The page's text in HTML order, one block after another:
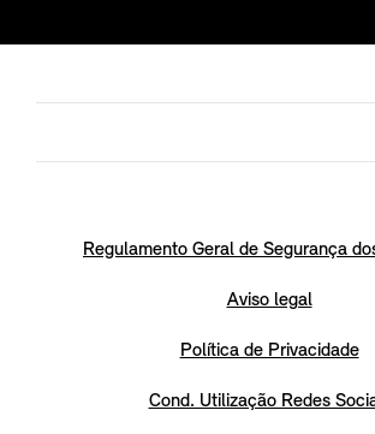
Regulamento Geral de Segurança
Aviso legal
Política de Privacidade
Cond. Utilização Redes